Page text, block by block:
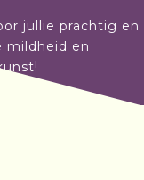
jullie prachtig en
mildheid en